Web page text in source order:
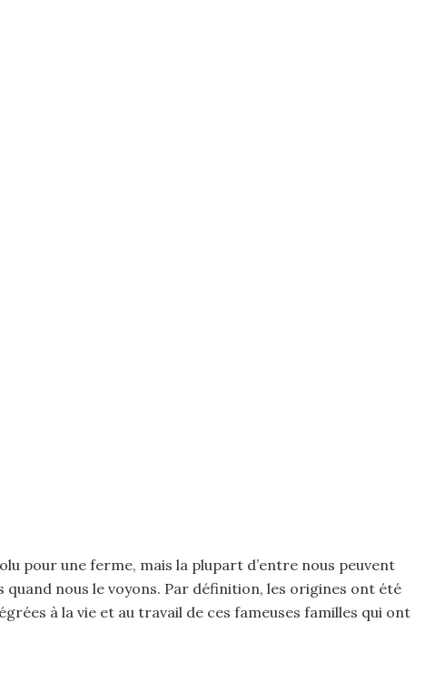
pour une ferme, mais la plupart d’entre nous peuvent
nous le voyons. Par définition, les origines ont été
à la vie et au travail de ces fameuses familles qui ont